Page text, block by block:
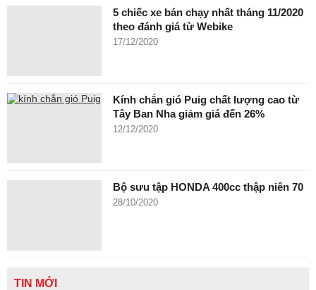
5 chiếc xe bán chạy nhất tháng 11/2020
theo đánh giá từ Webike
17/12/2020
Kính chắn gió Puig chất lượng cao từ
Tây Ban Nha giảm giá đến 26%
12/12/2020
Bộ sưu tập HONDA 400cc thập niên 70
28/10/2020
TIN MỚI